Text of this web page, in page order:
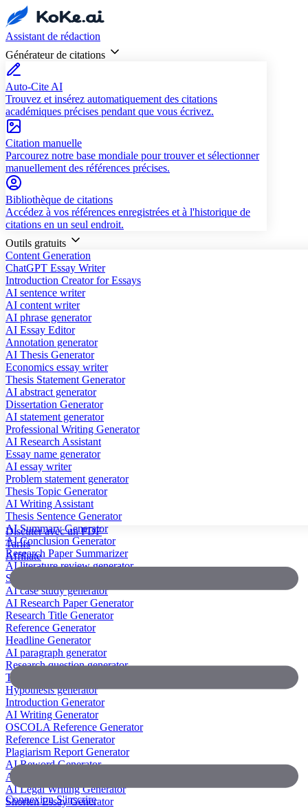
Assistant de rédaction
Générateur de citations
Auto-Cite AI
Trouvez et insérez automatiquement des citations
académiques précises pendant que vous écrivez.
Citation manuelle
Parcourez notre base mondiale pour trouver et sélectionner
manuellement des références précises.
Bibliothèque de citations
Accédez à vos références enregistrées et à l'historique de
citations en un seul endroit.
Outils gratuits
Content Generation
ChatGPT Essay Writer
Introduction Creator for Essays
AI sentence writer
AI content writer
AI phrase generator
AI Essay Editor
Annotation generator
AI Thesis Generator
Economics essay writer
Thesis Statement Generator
AI abstract generator
Dissertation Generator
AI statement generator
Professional Writing Generator
AI Research Assistant
Essay name generator
AI essay writer
Problem statement generator
Thesis Topic Generator
AI Writing Assistant
Thesis Sentence Generator
AI Summary Generator
AI Conclusion Generator
Research Paper Summarizer
AI literature review generator
Scientific Paper Summarizer
AI case study generator
AI Research Paper Generator
Research Title Generator
Reference Generator
Headline Generator
AI paragraph generator
Research question generator
Thesis paragraph generator
Hypothesis generator
Introduction Generator
AI Writing Generator
OSCOLA Reference Generator
Reference List Generator
Plagiarism Report Generator
AI Reword Generator
AI Bullet Point Generator
AI Legal Writing Generator
Shorten Essay Generator
Discuter avec un PDF
Tarifs
Affiliate
ConnexionS'inscrire